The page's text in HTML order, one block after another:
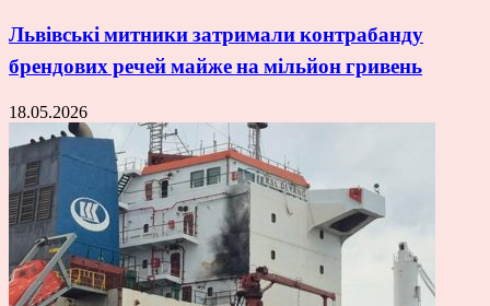
Львівські митники затримали контрабанду
брендових речей майже на мільйон гривень
18.05.2026